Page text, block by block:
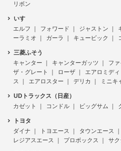
リボン
いすゞ
エルフ
フォワード ジャストン
ーラミオ
ガーラ キュービック
三菱ふそう
キャンター
キャンターガッツ フ
ザ・グレート
ローザ エアロミディ
ス
エアロスター デリカ ミニキ
UDトラックス（日産）
カゼット
コンドル ビッグサム
トヨタ
ダイナ
トヨエース タウンエース
レジアスエース
プロボックス サク